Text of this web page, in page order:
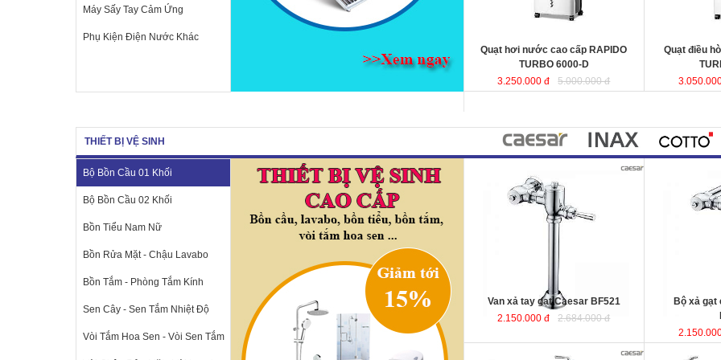
Máy Sấy Tay Cảm Ứng
Phụ Kiện Điện Nước Khác
hợp cho phòng ngủ.
: 440x340x970mm
Quạt hơi nước cao cấp RAPIDO
TURBO 6000-D
3.250.000 đ
5.000.000 đ
Quạt điều
THIẾT BỊ VỆ SINH
Bộ Bồn Cầu 01 Khối
Bộ Bồn Cầu 02 Khối
Bồn Tiểu Nam Nữ
Bồn Rửa Mặt - Chậu Lavabo
Bồn Tắm - Phòng Tắm Kính
Sen Cây - Sen Tắm Nhiệt Độ
Vòi Tắm Hoa Sen - Vòi Sen Tắm
Van xả tay gạt Caesar BF521
2.150.000 đ
2.684.000 đ
Bộ xả gạt